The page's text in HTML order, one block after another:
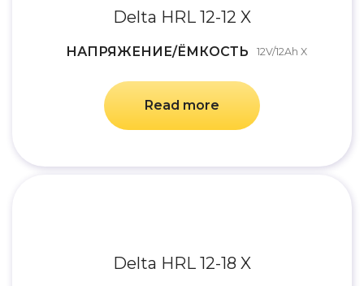
Delta HRL 12-12 X
НАПРЯЖЕНИЕ/ЁМКОСТЬ 12V/12Ah X
Read more
Delta HRL 12-18 X